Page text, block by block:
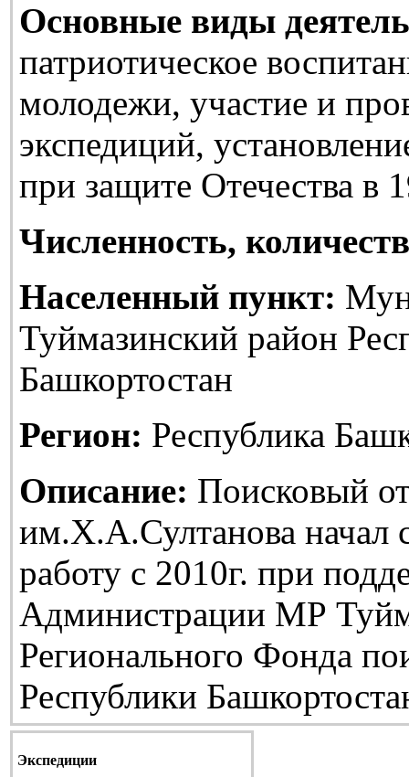
Основные виды
патриотическое
молодежи, участие и
экспедиций,
при защите Отечества в
Численность,
Населенный пункт:
Туймазинский район
Башкортостан
Регион: Республика
Описание: Поисковый
им.Х.А.Султанова начал
работу с 2010г. при
Администрации МР
Регионального Фонда
Республики
Экспедиции